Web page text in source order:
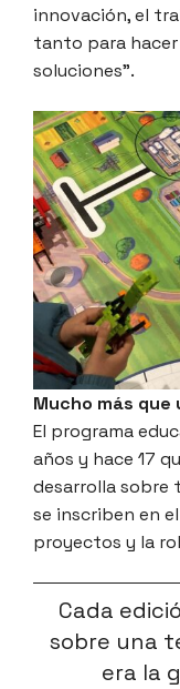
innovación, el
tanto para
soluciones”.
Mucho más
El programa
años y hace 17
desarrolla sobre
se inscriben en
proyectos y la
Cada
sobre una
era la